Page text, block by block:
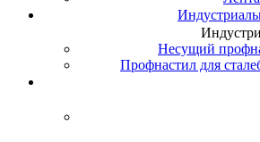
Несущий
Профнастил для